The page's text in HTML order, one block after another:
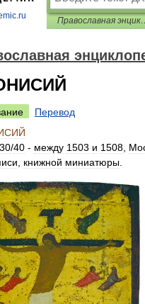
Перевод
/40 - между 1503 и 1508
книжной миниатюры